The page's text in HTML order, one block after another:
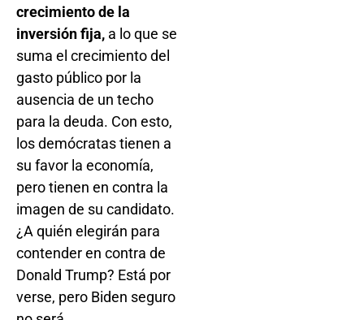
crecimiento de la
inversión fija, a lo que se
suma el crecimiento del
gasto público por la
ausencia de un techo
para la deuda. Con esto,
los demócratas tienen a
su favor la economía,
pero tienen en contra la
imagen de su candidato.
¿A quién elegirán para
contender en contra de
Donald Trump? Está por
verse, pero Biden seguro